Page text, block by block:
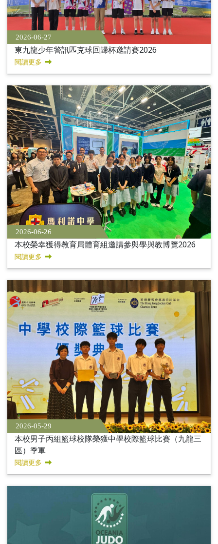
2026-06-27
東九龍少年警訊匹克球回歸杯邀請賽2026
閱讀更多
2026-06-26
本校榮幸獲得教育局體育組邀請參與學與教博覽2026
閱讀更多
2026-05-29
本校男子丙組籃球校隊榮獲中學校際籃球比賽（九龍三
區）季軍
閱讀更多